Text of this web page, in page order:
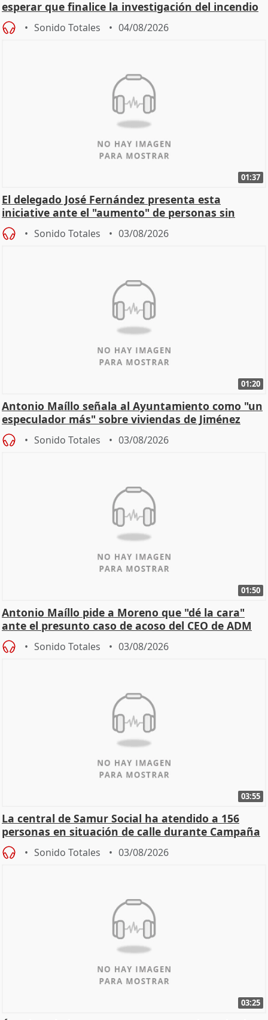
esperar que finalice la investigación del incendio
Sonido Totales 04/08/2026
01:37
El delegado José Fernández presenta esta
iniciative ante el "aumento" de personas sin
hogar en Madri
Sonido Totales 03/08/2026
01:20
Antonio Maíllo señala al Ayuntamiento como "un
especulador más" sobre viviendas de Jiménez
Becerril
Sonido Totales 03/08/2026
01:50
Antonio Maíllo pide a Moreno que "dé la cara"
ante el presunto caso de acoso del CEO de ADM
Sonido Totales 03/08/2026
03:55
La central de Samur Social ha atendido a 156
personas en situación de calle durante Campaña
de Calor
Sonido Totales 03/08/2026
03:25